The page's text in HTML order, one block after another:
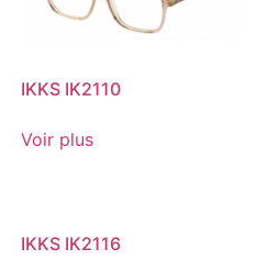
IKKS IK2110
Voir plus
IKKS IK2116